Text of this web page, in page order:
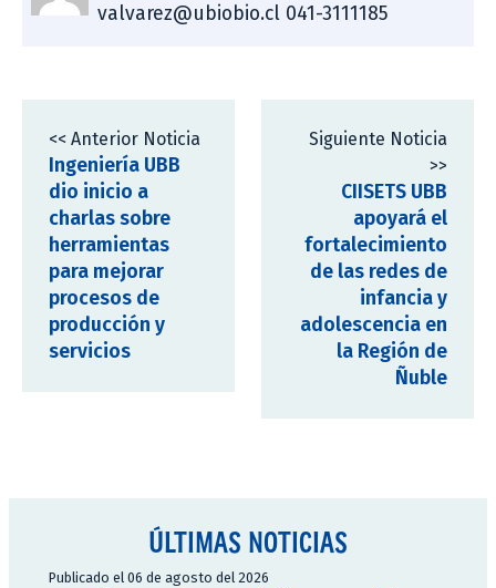
valvarez@ubiobio.cl 041-3111185
<< Anterior Noticia
Ingeniería UBB
dio inicio a
charlas sobre
herramientas
para mejorar
procesos de
producción y
servicios
Siguiente Noticia
>>
CIISETS UBB
apoyará el
fortalecimiento
de las redes de
infancia y
adolescencia en
la Región de
Ñuble
ÚLTIMAS NOTICIAS
Publicado el 06 de agosto del 2026